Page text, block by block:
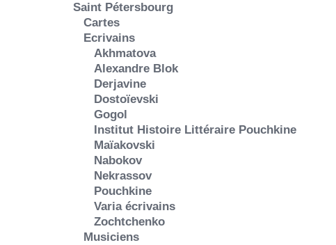
Saint Pétersbourg
Cartes
Ecrivains
Akhmatova
Alexandre Blok
Derjavine
Dostoïevski
Gogol
Institut Histoire Littéraire Pouchkine
Maïakovski
Nabokov
Nekrassov
Pouchkine
Varia écrivains
Zochtchenko
Musiciens